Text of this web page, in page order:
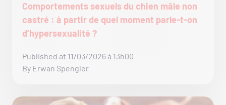
Comportements sexuels du chien mâle non
castré : à partir de quel moment parle-t-on
d’hypersexualité ?
Published at 11/03/2026 à 13h00
By Erwan Spengler